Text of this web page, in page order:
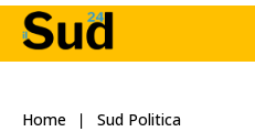
Home Sud Politica